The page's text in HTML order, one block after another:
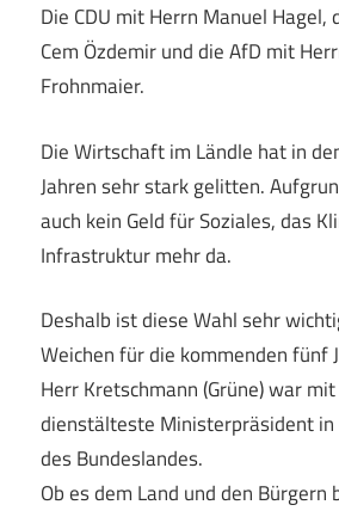
Die CDU mit Herrn Manuel Hagel,
Cem Özdemir und die AfD mit
Frohnmaier.
Die Wirtschaft im Ländle hat in
Jahren sehr stark gelitten.
auch kein Geld für Soziales, das
Infrastruktur mehr da.
Deshalb ist diese Wahl sehr
Weichen für die kommenden fünf
Herr Kretschmann (Grüne) war
dienstälteste Ministerpräsident in
des Bundeslandes.
Ob es dem Land und den Bürgern